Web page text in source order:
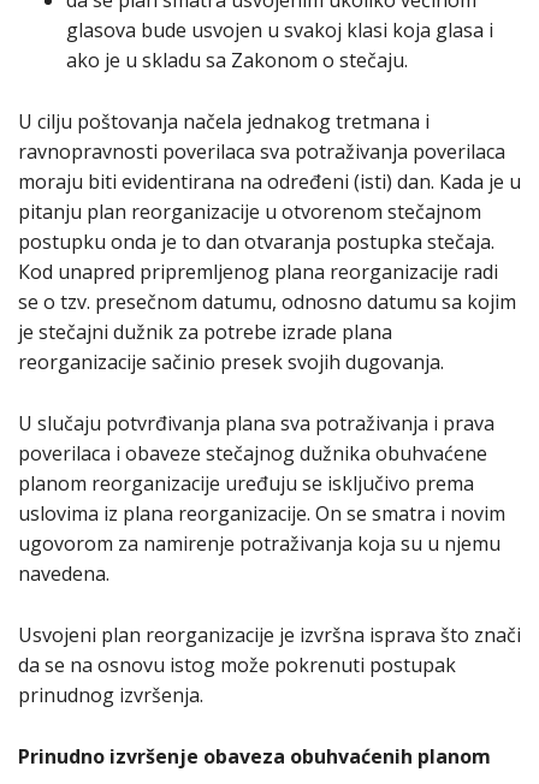
glasova bude usvojen u svakoj klasi koja glasa i
ako je u skladu sa Zakonom o stečaju.
U cilju poštovanja načela jednakog tretmana i
ravnopravnosti poverilaca sva potraživanja poverilaca
moraju biti evidentirana na određeni (isti) dan. Кada je u
pitanju plan reorganizacije u otvorenom stečajnom
postupku onda je to dan otvaranja postupka stečaja.
Кod unapred pripremljenog plana reorganizacije radi
se o tzv. presečnom datumu, odnosno datumu sa kojim
je stečajni dužnik za potrebe izrade plana
reorganizacije sačinio presek svojih dugovanja.
U slučaju potvrđivanja plana sva potraživanja i prava
poverilaca i obaveze stečajnog dužnika obuhvaćene
planom reorganizacije uređuju se isključivo prema
uslovima iz plana reorganizacije. On se smatra i novim
ugovorom za namirenje potraživanja koja su u njemu
navedena.
Usvojeni plan reorganizacije je izvršna isprava što znači
da se na osnovu istog može pokrenuti postupak
prinudnog izvršenja.
Prinudno izvršenje obaveza obuhvaćenih planom